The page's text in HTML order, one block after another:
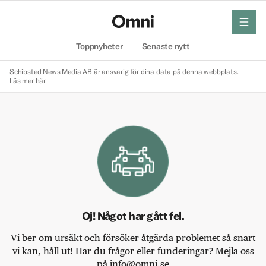
Toppnyheter Senaste nytt
meny
Schibsted News Media AB är ansvarig för dina data på denna webbplats.
Läs mer här
Oj! Något har gått fel.
Vi ber om ursäkt och försöker åtgärda problemet så snart
vi kan, håll ut! Har du frågor eller funderingar? Mejla oss